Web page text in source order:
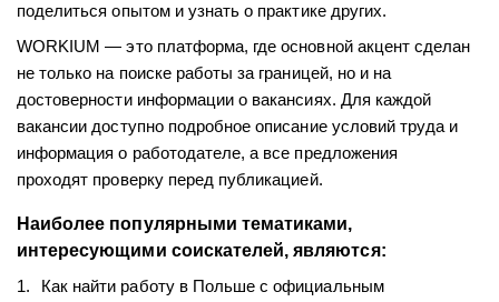
поделиться опытом и узнать о практике других.
WORKIUM — это платформа, где основной акцент сделан
не только на поиске работы за границей, но и на
достоверности информации о вакансиях. Для каждой
вакансии доступно подробное описание условий труда и
информация о работодателе, а все предложения
проходят проверку перед публикацией.
Наиболее популярными тематиками,
интересующими соискателей, являются:
Как найти работу в Польше с официальным